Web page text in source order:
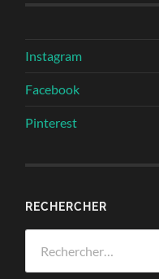
Instagram
Facebook
Pinterest
RECHERCHER